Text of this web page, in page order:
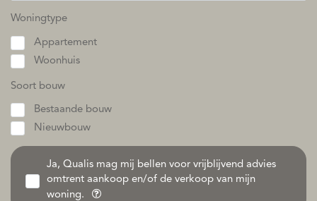
Woningtype
Appartement
Woonhuis
Soort bouw
Bestaande bouw
Nieuwbouw
Ja, Qualis mag mij bellen voor vrijblijvend advies
omtrent aankoop en/of de verkoop van mijn
woning.